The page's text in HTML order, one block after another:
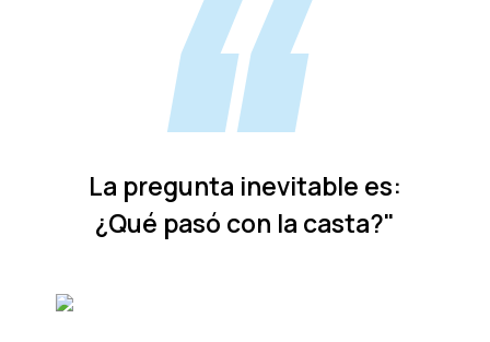
La pregunta inevitable es:
¿Qué pasó con la casta?"